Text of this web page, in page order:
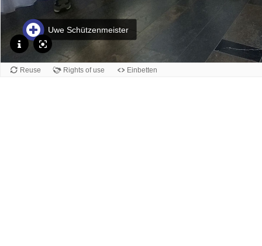
Uwe Schützenmeister
Reuse Rights of use Einbetten